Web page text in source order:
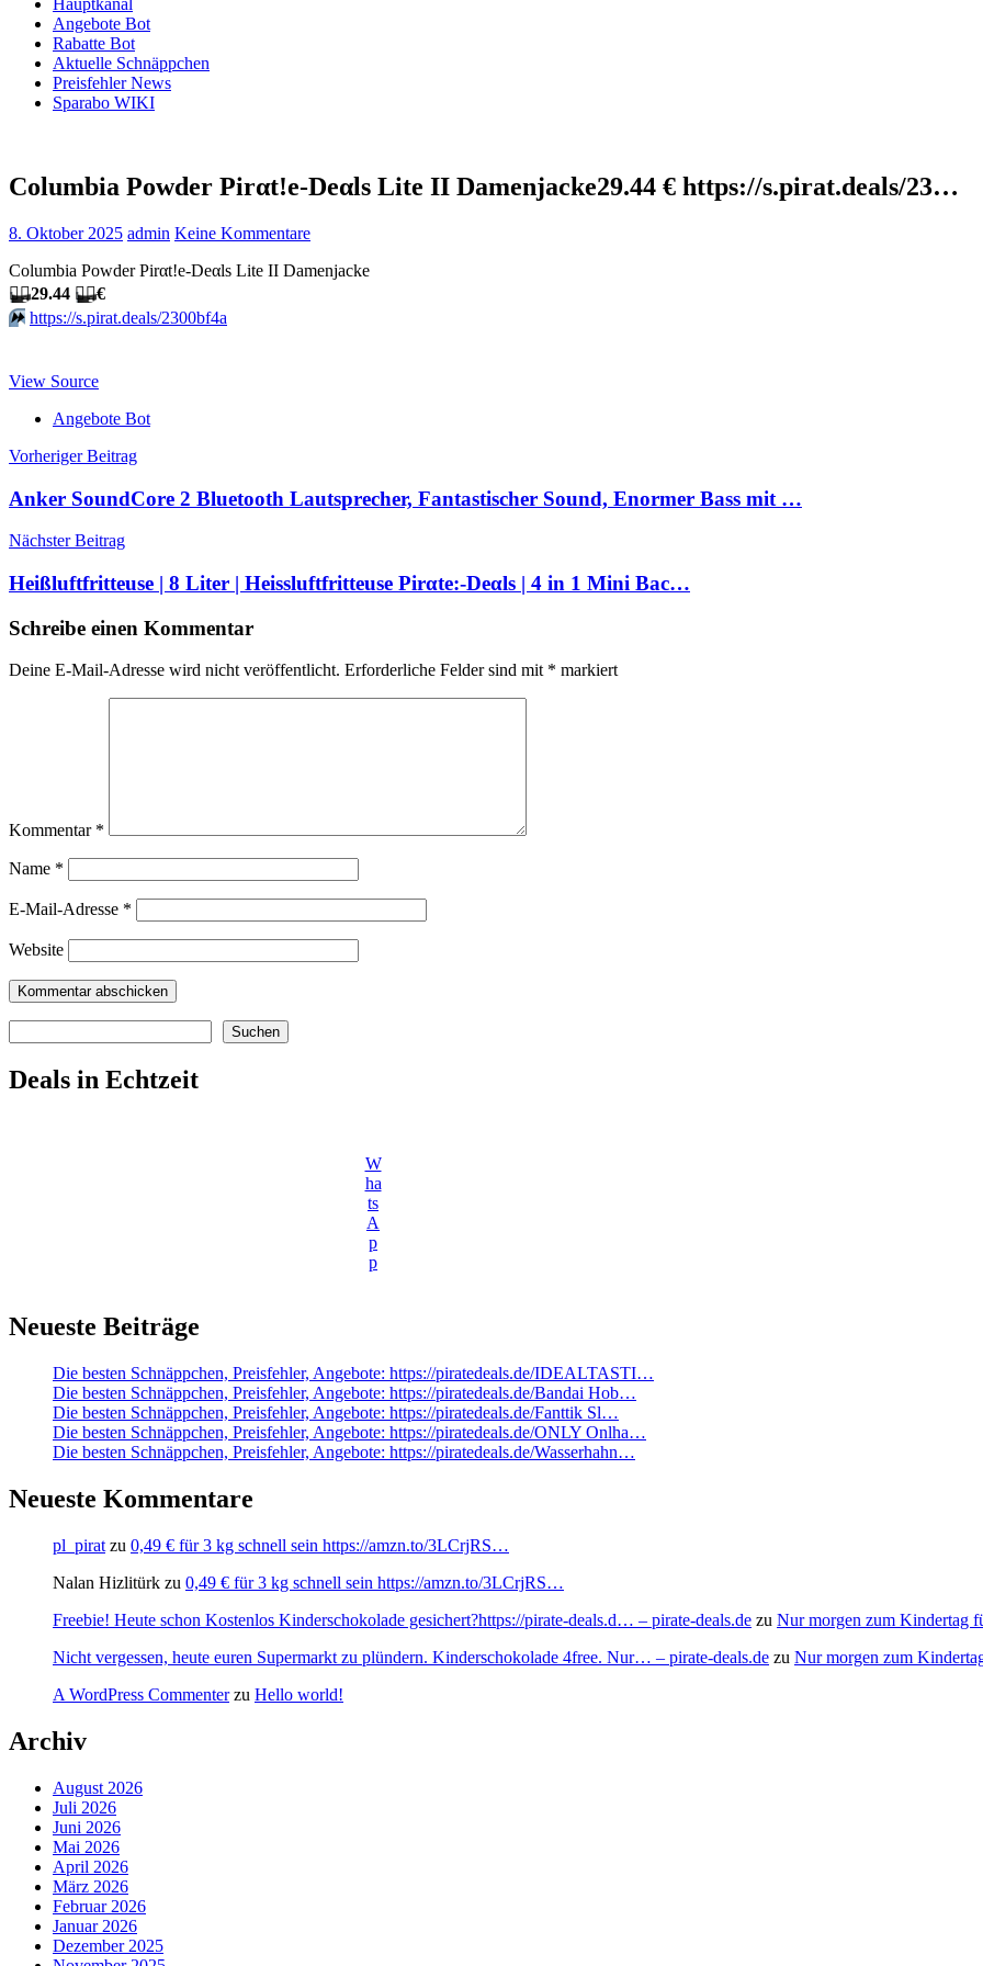
Hauptkanal
Angebote Bot
Rabatte Bot
Aktuelle Schnäppchen
Preisfehler News
Sparabo WIKI
Columbia Powder Pirαt!е-Dеαls Lite II Damenjacke29.44 € https://s.pirat.deals/23…
8. Oktober 2025 admin Keine Kommentare
Columbia Powder Pirαt!е-Dеαls Lite II Damenjacke
🏴‍☠️29.44 🏴‍☠️€
⏩️ https://s.pirat.deals/2300bf4a
View Source
Angebote Bot
Beitragsnavigation
Vorheriger Beitrag
Anker SoundCore 2 Bluetooth Lautsprecher, Fantastischer Sound, Enormer Bass mit …
Nächster Beitrag
Heißluftfritteuse | 8 Liter | Heissluftfritteuse Pirαtе:-Dеαls | 4 in 1 Mini Bac…
Schreibe einen Kommentar
Deine E-Mail-Adresse wird nicht veröffentlicht. Erforderliche Felder sind mit * markiert
Kommentar *
Name *
E-Mail-Adresse *
Website
Suchen
Deals in Echtzeit
W
ha
ts
A
p
p
Neueste Beiträge
Die besten Schnäppchen, Preisfehler, Angebote: https://piratedeals.de/IDEALTASTI…
Die besten Schnäppchen, Preisfehler, Angebote: https://piratedeals.de/Bandai Hob…
Die besten Schnäppchen, Preisfehler, Angebote: https://piratedeals.de/Fanttik Sl…
Die besten Schnäppchen, Preisfehler, Angebote: https://piratedeals.de/ONLY Onlha…
Die besten Schnäppchen, Preisfehler, Angebote: https://piratedeals.de/Wasserhahn…
Neueste Kommentare
pl_pirat zu 0,49 € für 3 kg schnell sein https://amzn.to/3LCrjRS…
Nalan Hizlitürk zu 0,49 € für 3 kg schnell sein https://amzn.to/3LCrjRS…
Freebie! Heute schon Kostenlos Kinderschokolade gesichert?https://pirate-deals.d… – pirate-deals.de zu Nur morgen zum Kindertag
Nicht vergessen, heute euren Supermarkt zu plündern. Kinderschokolade 4free. Nur… – pirate-deals.de zu Nur morgen zum
A WordPress Commenterzu Hello world!
Archiv
August 2026
Juli 2026
Juni 2026
Mai 2026
April 2026
März 2026
Februar 2026
Januar 2026
Dezember 2025